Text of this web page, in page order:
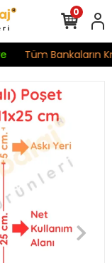
Tüm Bankaların
0